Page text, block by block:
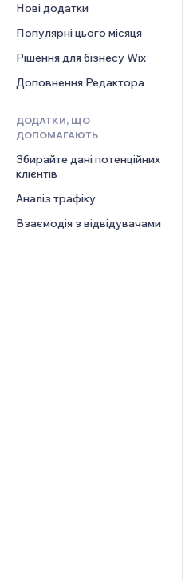
Дропшипінг
Тарифні плани й підписки
Краудфандинг
Їжа та напої
PDF
Обмін файлами
Новини
Ефекти зображення
Кнопки та меню
Банери та бейджі
Калькулятори
Пошук
Погода
Графіки й таблиці
Чат
Коментарі
Телефон
Спільнота
Відгуки
CRM
Нові додатки
Популярні цього місяця
Рішення для бізнесу Wix
Доповнення Редактора
ДОДАТКИ, ЩО
ДОПОМАГАЮТЬ
Збирайте дані потенційних
клієнтів
Аналіз трафіку
Взаємодія з відвідувачами